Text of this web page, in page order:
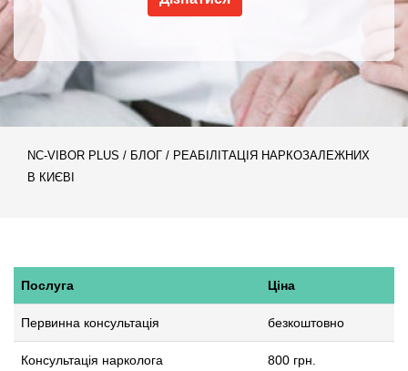
NC-VIBOR PLUS / БЛОГ / РЕАБІЛІТАЦІЯ НАРКОЗАЛЕЖНИХ
В КИЄВІ
Послуга Ціна
Первинна консультація безкоштовно
Консультація нарколога 800 грн.